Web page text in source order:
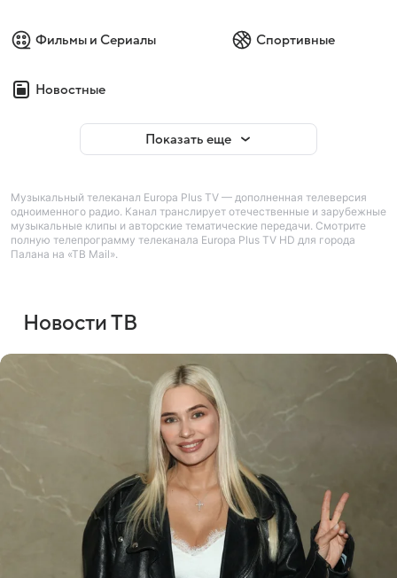
Фильмы и Сериалы Спортивные
Новостные
Показать еще
Музыкальный телеканал Europa Plus TV — дополненная телеверсия
одноименного радио. Канал транслирует отечественные и зарубежные
музыкальные клипы и авторские тематические передачи. Смотрите
полную телепрограмму телеканала Europa Plus TV HD для города
Палана на «ТВ Mail».
Новости ТВ